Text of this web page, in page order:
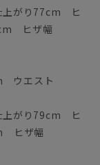
上がり77cm ヒ
ヒザ幅
ウエスト
上がり79cm ヒ
ヒザ幅